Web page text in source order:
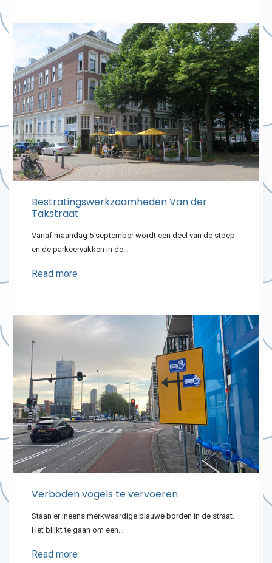
Bestratingswerkzaamheden Van der
Takstraat
Vanaf maandag 5 september wordt een deel van de stoep
en de parkeervakken in de…
Read more
Verboden vogels te vervoeren
Staan er ineens merkwaardige blauwe borden in de straat.
Het blijkt te gaan om een…
Read more